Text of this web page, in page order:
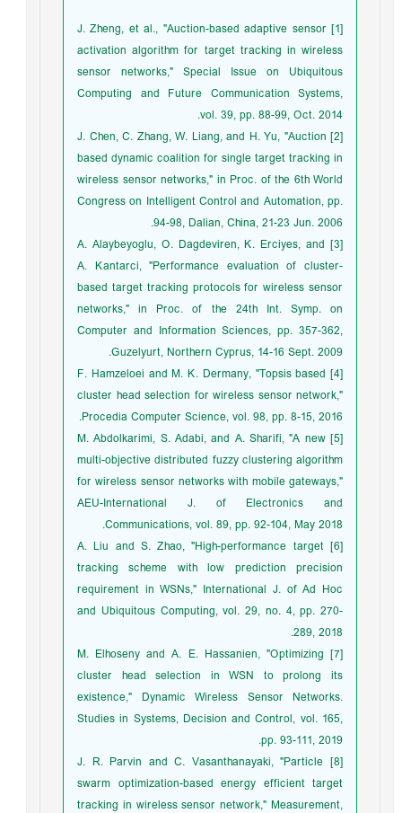
[1] J. Zheng, et al., "Auction-based adaptive sensor
activation algorithm for target tracking in wireless
sensor networks," Special Issue on Ubiquitous
Computing and Future Communication Systems,
vol. 39, pp. 88-99, Oct. 2014.
[2] J. Chen, C. Zhang, W. Liang, and H. Yu, "Auction
based dynamic coalition for single target tracking in
wireless sensor networks," in Proc. of the 6th World
Congress on Intelligent Control and Automation, pp.
94-98, Dalian, China, 21-23 Jun. 2006.
[3] A. Alaybeyoglu, O. Dagdeviren, K. Erciyes, and
A. Kantarci, "Performance evaluation of cluster-
based target tracking protocols for wireless sensor
networks," in Proc. of the 24th Int. Symp. on
Computer and Information Sciences, pp. 357-362,
Guzelyurt, Northern Cyprus, 14-16 Sept. 2009.
[4] F. Hamzeloei and M. K. Dermany, "Topsis based
cluster head selection for wireless sensor network,"
Procedia Computer Science, vol. 98, pp. 8-15, 2016.
[5] M. Abdolkarimi, S. Adabi, and A. Sharifi, "A new
multi-objective distributed fuzzy clustering algorithm
for wireless sensor networks with mobile gateways,"
AEU-International J. of Electronics and
Communications, vol. 89, pp. 92-104, May 2018.
[6] A. Liu and S. Zhao, "High-performance target
tracking scheme with low prediction precision
requirement in WSNs," International J. of Ad Hoc
and Ubiquitous Computing, vol. 29, no. 4, pp. 270-
289, 2018.
[7] M. Elhoseny and A. E. Hassanien, "Optimizing
cluster head selection in WSN to prolong its
existence," Dynamic Wireless Sensor Networks.
Studies in Systems, Decision and Control, vol. 165,
pp. 93-111, 2019.
[8] J. R. Parvin and C. Vasanthanayaki, "Particle
swarm optimization-based energy efficient target
tracking in wireless sensor network," Measurement,